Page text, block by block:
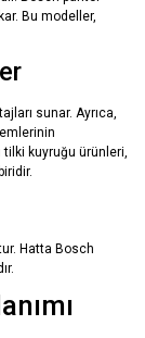
Bu modeller,
sunar. Ayrıca,
kuyruğu ürünleri,
Hatta Bosch